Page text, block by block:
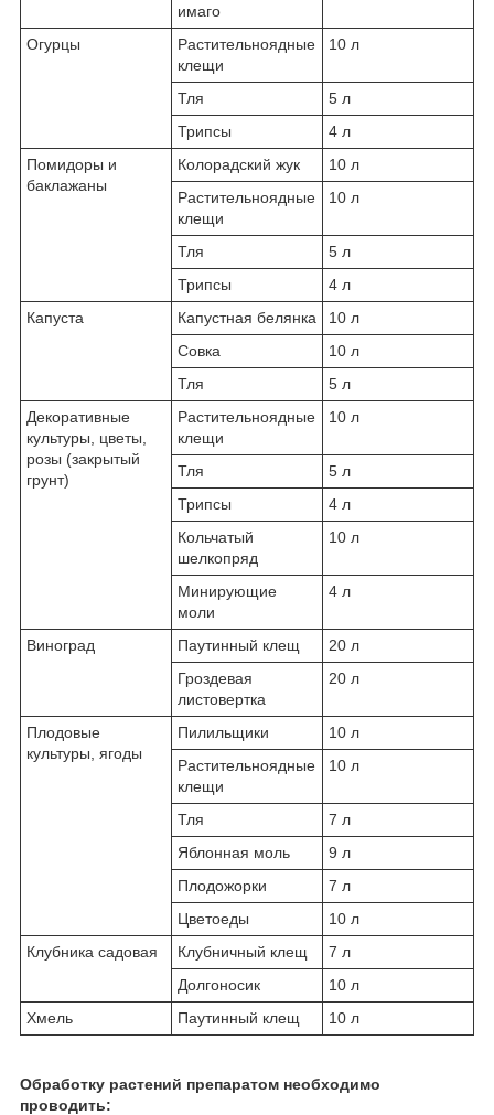
имаго
Огурцы
Растительноядные
клещи
10 л
Тля
5 л
Трипсы
4 л
Помидоры и
баклажаны
Колорадский жук
10 л
Растительноядные
клещи
10 л
Тля
5 л
Трипсы
4 л
Капуста
Капустная белянка
10 л
Совка
10 л
Тля
5 л
Декоративные
культуры, цветы,
розы (закрытый
грунт)
Растительноядные
клещи
10 л
Тля
5 л
Трипсы
4 л
Кольчатый
шелкопряд
10 л
Минирующие
моли
4 л
Виноград Паутинный клещ
20 л
Гроздевая
листовертка
20 л
Плодовые
культуры, ягоды
Пилильщики
10 л
Растительноядные
клещи
10 л
Тля
7 л
Яблонная моль
9 л
Плодожорки
7 л
Цветоеды
10 л
Клубника садовая
Клубничный клещ
7 л
Долгоносик
10 л
Хмель
Паутинный клещ 10 л
Обработку растений препаратом необходимо
проводить: